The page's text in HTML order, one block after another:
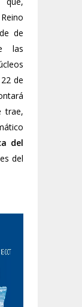
de
las
de
trae,
del
del